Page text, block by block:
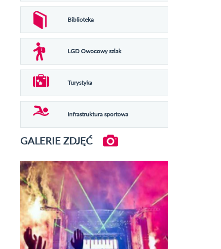
Biblioteka
LGD Owocowy szlak
Turystyka
Infrastruktura sportowa
GALERIE ZDJĘĆ